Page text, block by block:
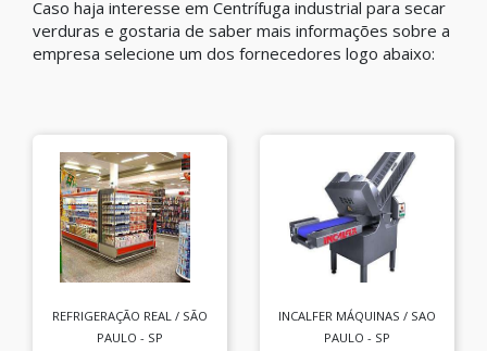
Caso haja interesse em Centrífuga industrial para secar
verduras e gostaria de saber mais informações sobre a
empresa selecione um dos fornecedores logo abaixo:
REFRIGERAÇÃO REAL / SÃO
PAULO - SP
INCALFER MÁQUINAS / SAO
PAULO - SP